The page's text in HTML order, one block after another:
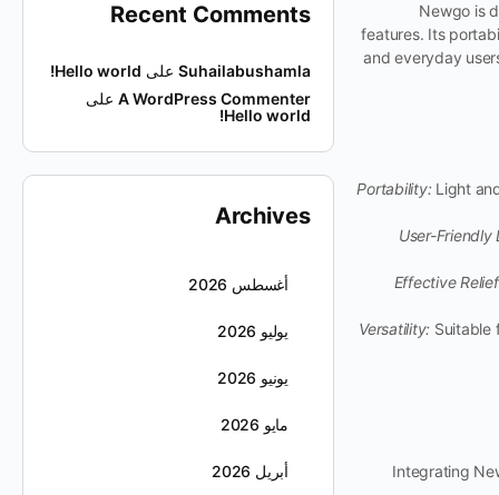
Newgo is
features. Its
and everyday
Portability: Light
User-Friendly
Effective
Versatility: Suitable
Integrating
Recent Comments
Suhailabushamla على Hello world!
A WordPress Commenter على
Hello world!
Archives
أغسطس 2026
يوليو 2026
يونيو 2026
مايو 2026
أبريل 2026